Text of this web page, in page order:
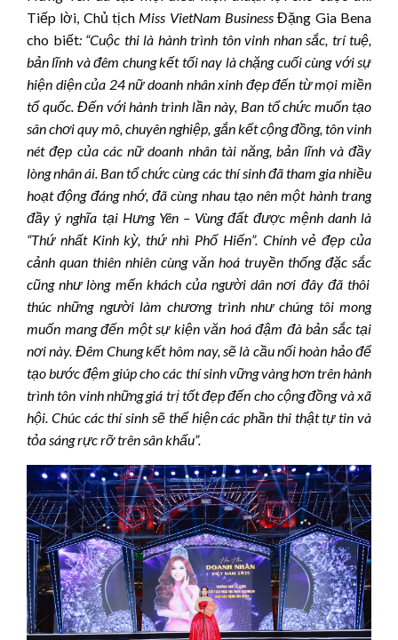
Tiếp lời, Chủ tịch Miss VietNam Business Đặng Gia Bena
cho biết: “Cuộc thi là hành trình tôn vinh nhan sắc, trí tuệ,
bản lĩnh vàđêm chung kết tối nay là chặng cuối cùngvới sự
hiện diện của 24nữ doanh nhân xinh đẹp đến từ mọi miền
tổ quốc. Đến với hành trình lần này, Ban tổ chức muốn tạo
sân chơi quy mô, chuyên nghiệp, gắn kết cộng đồng, tôn vinh
nét đẹp của các nữ doanh nhân tài năng, bản lĩnh và đầy
lòng nhân ái. Ban tổ chức cùng các thí sinh đã tham gia nhiều
hoạt động đáng nhớ,đã cùng nhau tạo nên một hành trang
đầy ý nghĩa tại Hưng Yên – Vùng đất được mệnh danh là
“Thứ nhất Kinh kỳ, thứ nhì Phố Hiến”. Chính vẻ đẹp của
cảnh quan thiên nhiên cùng văn hoá truyền thống đặc sắc
cũng như lòng mến khách của người dân nơi đây đã thôi
thúc những người làm chương trình như chúng tôi mong
muốn mang đến một sự kiện văn hoá đậm đà bản sắctại
nơi này. Đêm Chungkết hôm nay, sẽ là cầu nối hoàn hảo để
tạo bước đệm giúp cho các thí sinh vững vàng hơn trên hành
trình tôn vinh những giá trị tốt đẹp đến cho cộng đồng và xã
hội. Chúc các thí sinh sẽ thể hiện các phần thi thật tự tin và
tỏa sáng rực rỡ trên sân khấu”.